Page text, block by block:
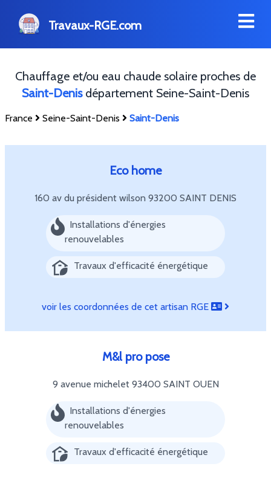
Travaux-RGE.com
Chauffage et/ou eau chaude solaire proches de
Saint-Denisdépartement Seine-Saint-Denis
France Seine-Saint-Denis Saint-Denis
Eco home
160 av du président wilson 93200 SAINT DENIS
Installations d'énergies
renouvelables
Travaux d'efficacité énergétique
voir les coordonnées de cet artisan RGE
M&l pro pose
9 avenue michelet 93400 SAINT OUEN
Installations d'énergies
renouvelables
Travaux d'efficacité énergétique